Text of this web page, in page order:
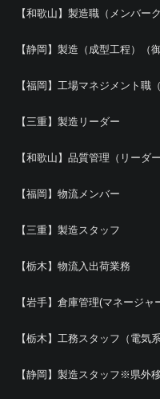
【和歌山】製造職（メンバー
【静岡】製造（成型工程）（
【福岡】工場マネジメント職
【三重】製造リーダー
【和歌山】品質管理（リーダ
【福岡】物流メンバー
【三重】製造スタッフ
【栃木】物流入出荷業務
【岩手】倉庫管理(マネージャ
【栃木】工務スタッフ（電気
【静岡】製造スタッフ※県外